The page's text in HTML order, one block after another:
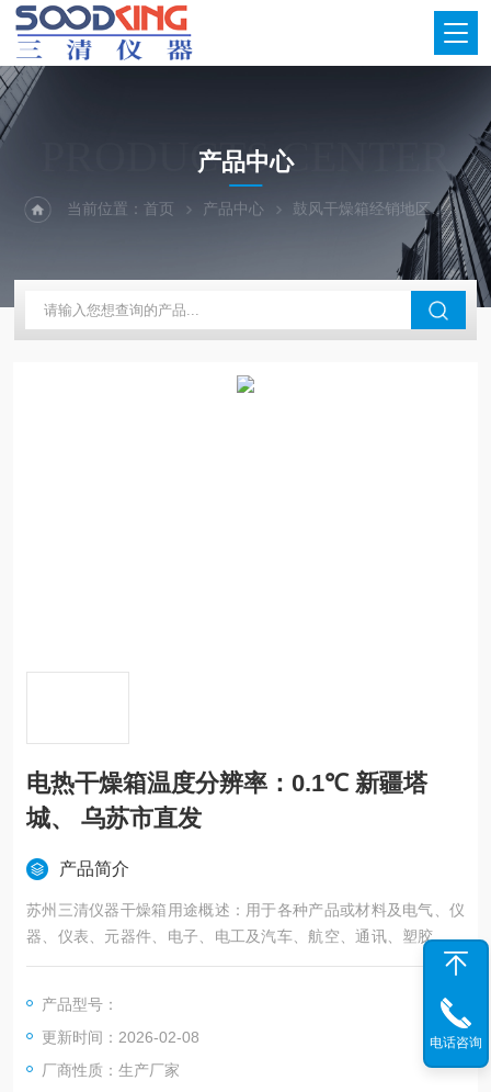
PRODUCTS CENTER
产品中心
当前位置：首页 产品中心 鼓风干燥箱经销地区 新
电热干燥箱温度分辨率：0.1℃ 新疆塔
城、 乌苏市直发
产品简介
苏州三清仪器干燥箱用途概述：用于各种产品或材料及电气、仪
器、仪表、元器件、电子、电工及汽车、航空、通讯、塑胶、机
械、化工、食品、五金工具在恒温环境条件下作干燥处理和各种
产品型号：
更新时间：2026-02-08
厂商性质：生产厂家
电话咨询